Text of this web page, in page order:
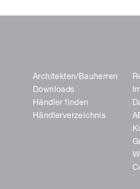
Architekten/Bauherren
Downloads
Händler finden
Händlerverzeichnis